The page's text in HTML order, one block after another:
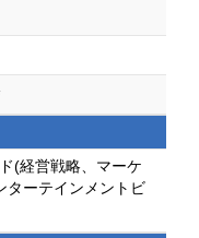
(経営戦略、マーケ
ターテインメントビ